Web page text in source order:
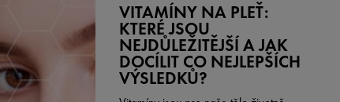
VITAMÍNY NA PLEŤ:
KTERÉ JSOU
NEJDŮLEŽITĚJŠÍ A JAK
DOCÍLIT CO NEJLEPŠÍCH
VÝSLEDKŮ?